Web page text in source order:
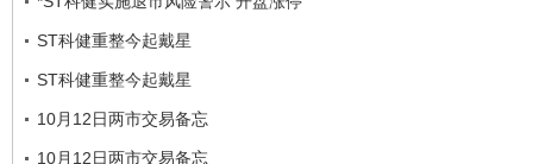
ST科健重整今起戴星
ST科健重整今起戴星
10月12日两市交易备忘
10月12日两市交易备忘